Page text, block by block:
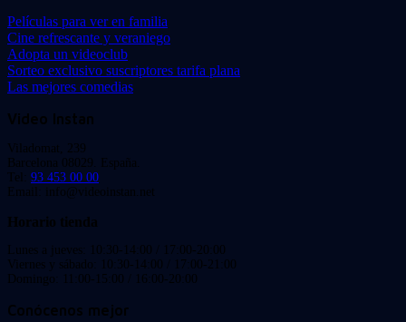
Películas para ver en familia
Cine refrescante y veraniego
Adopta un videoclub
Sorteo exclusivo suscriptores tarifa plana
Las mejores comedias
Video Instan
Viladomat, 239
Barcelona 08029. España.
Tel: 93 453 00 00
Email: info@videoinstan.net
Horario tienda
Lunes a jueves: 10:30-14:00 / 17:00-20:00
Viernes y sábado: 10:30-14:00 / 17:00-21:00
Domingo: 11:00-15:00 / 16:00-20:00
Conócenos mejor